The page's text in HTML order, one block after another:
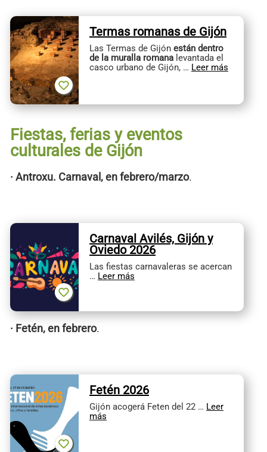
Termas romanas de Gijón
Las Termas de Gijón están dentro
de la muralla romana levantada el
casco urbano de Gijón, … Leer más
Fiestas, ferias y eventos
culturales de Gijón
· Antroxu. Carnaval, en febrero/marzo.
Carnaval Avilés, Gijón y
Oviedo 2026
Las fiestas carnavaleras se acercan
… Leer más
· Fetén, en febrero.
Fetén 2026
Gijón acogerá Feten del 22 … Leer
más